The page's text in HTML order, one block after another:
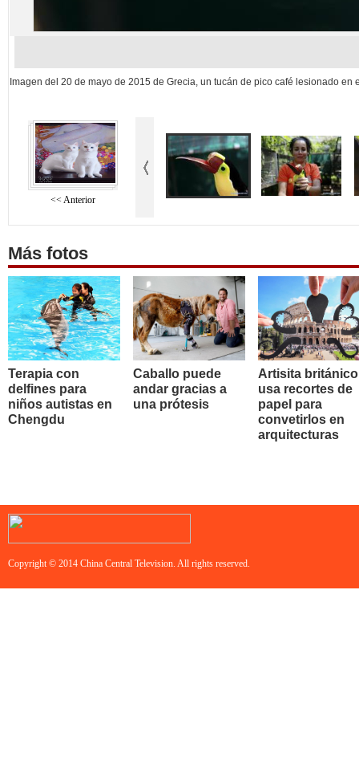
Imagen del 20 de mayo de 2015 de Grecia, un tucán de pico café lesionado
<< Anterior
Más fotos
Terapia con
delfines para
niños autistas en
Chengdu
Caballo puede
andar gracias a
una prótesis
Artisita británico
usa recortes de
papel para
convetirlos en
arquitecturas
Copyright © 2014 China Central Television. All rights reserved.